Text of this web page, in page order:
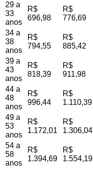
29 a
33
anos
R$
696,98
R$
776,69
34 a
38
anos
R$
794,55
R$
885,42
39 a
43
anos
R$
818,39
R$
911,98
44 a
48
anos
R$
996,44
R$
1.110,39
49 a
53
anos
R$
1.172,01
R$
1.306,04
54 a
58
anos
R$
1.394,69
R$
1.554,19